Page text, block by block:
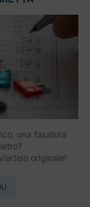
una fasatura
originale!